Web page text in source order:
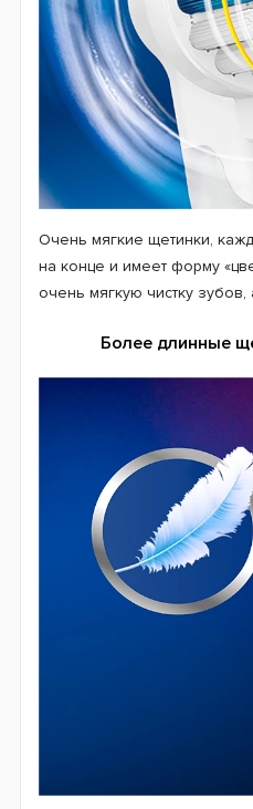
детей возрастом от трех
и потребностей при
Сменные насадки позволят
возраста привыкать к
Щетинки